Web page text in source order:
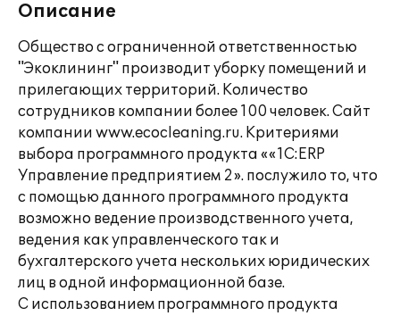
Описание
Общество с ограниченной ответственностью
"Экоклининг" производит уборку помещений и
прилегающих территорий. Количество
сотрудников компании более 100 человек. Сайт
компании www.ecocleaning.ru. Критериями
выбора программного продукта ««1С:ERP
Управление предприятием 2». послужило то, что
с помощью данного программного продукта
возможно ведение производственного учета,
ведения как управленческого так и
бухгалтерского учета нескольких юридических
лиц в одной информационной базе.
С использованием программного продукта